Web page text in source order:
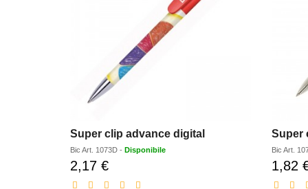
Super clip advance digital
Bic Art. 1073D - Disponibile
2,17 €Prezzo
Super
Bic Art.
1,82